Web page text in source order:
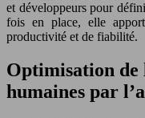
et développeurs pour
fois en place, elle
productivité et de fiabilité.
Optimisation de
humaines par